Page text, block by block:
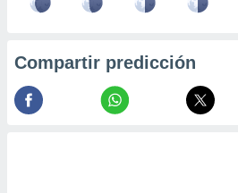
Compartir predicción